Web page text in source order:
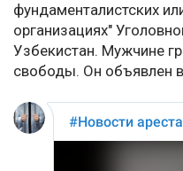
фундаменталистских
организациях"
Узбекистан. Мужчине
свободы. Он объявлен